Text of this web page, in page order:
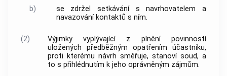
b)
se zdržel setkávání s navrhovatelem a
navazování kontaktů s ním.
(2)
Výjimky vyplývající z plnění povinností
uložených předběžným opatřením účastníku,
proti kterému návrh směřuje, stanoví soud, a
to s přihlédnutím k jeho oprávněným zájmům.